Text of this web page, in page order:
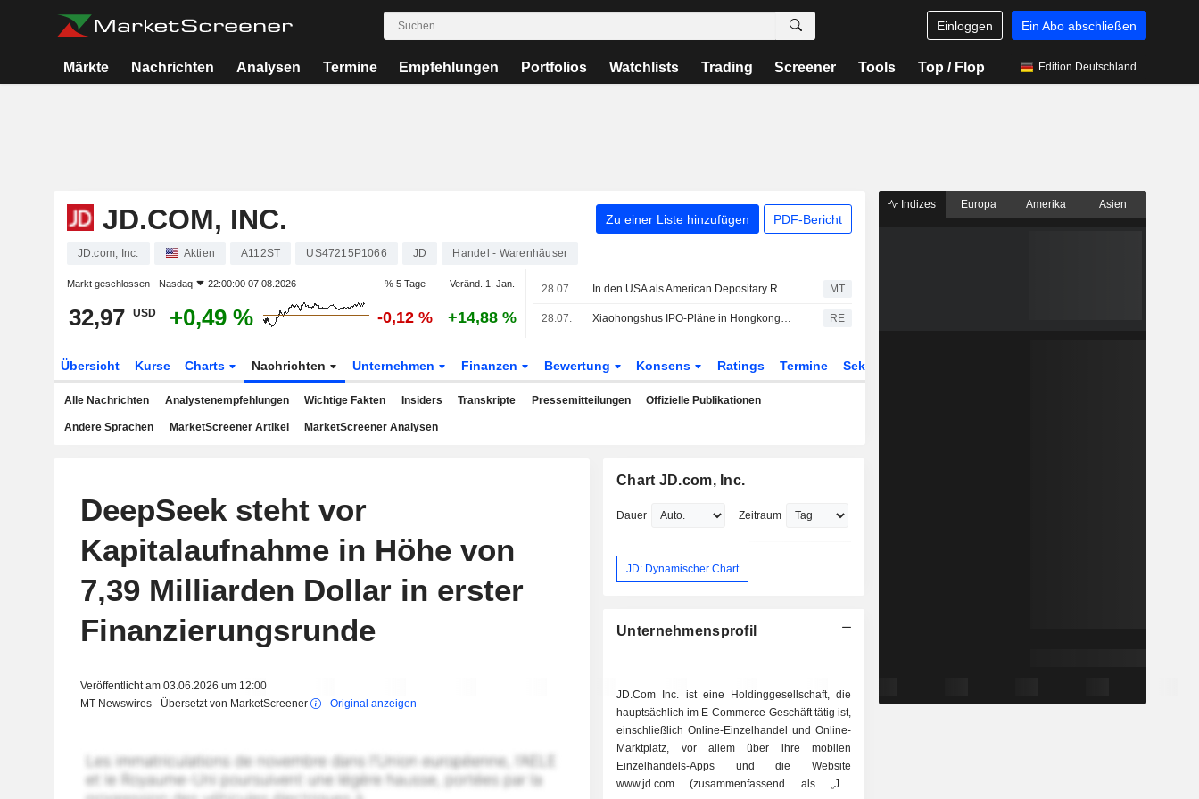
Einloggen Ein Abo abschließen
Märkte Nachrichten Analysen Termine Empfehlungen Portfolios Watchlists Trading Screener Tools Top / Flop Edition Deutschland
JD.COM, INC. Zu einer Liste hinzufügen PDF-Bericht
JD.com, Inc. Aktien A112ST US47215P1066 JD Handel - Warenhäuser
Markt geschlossen - Nasdaq 22:00:00 07.08.2026 % 5 Tage Veränd. 1. Jan.
32,97 USD +0,49 % -0,12 % +14,88 %
28.07. In den USA als American Depositary Receipts gehandelte asiatische Aktien brechen am Dienstag im Handel deutlich ein MT
28.07. Xiaohongshus IPO-Pläne in Hongkong geraten nach Beschwerde über Konzernstruktur unter Druck RE
Übersicht Kurse Charts Nachrichten Unternehmen Finanzen Bewertung Konsens Ratings Termine Sektor
Alle Nachrichten Analystenempfehlungen Wichtige Fakten Insiders Transkripte Pressemitteilungen Offizielle Publikationen
Andere Sprachen MarketScreener Artikel MarketScreener Analysen
DeepSeek steht vor
Kapitalaufnahme in Höhe von
7,39 Milliarden Dollar in erster
Finanzierungsrunde
Veröffentlicht am 03.06.2026 um 12:00
MT Newswires - Übersetzt von MarketScreener
- Original anzeigen
Chart JD.com, Inc.
Dauer Zeitraum
JD: Dynamischer Chart
Unternehmensprofil
JD.Com Inc. ist eine Holdinggesellschaft, die
hauptsächlich im E-Commerce-Geschäft tätig ist,
einschließlich Online-Einzelhandel und Online-
Marktplatz, vor allem über ihre mobilen
Einzelhandels-Apps und die Website
www.jd.com (zusammenfassend als „JD-
Indizes Europa Amerika Asien